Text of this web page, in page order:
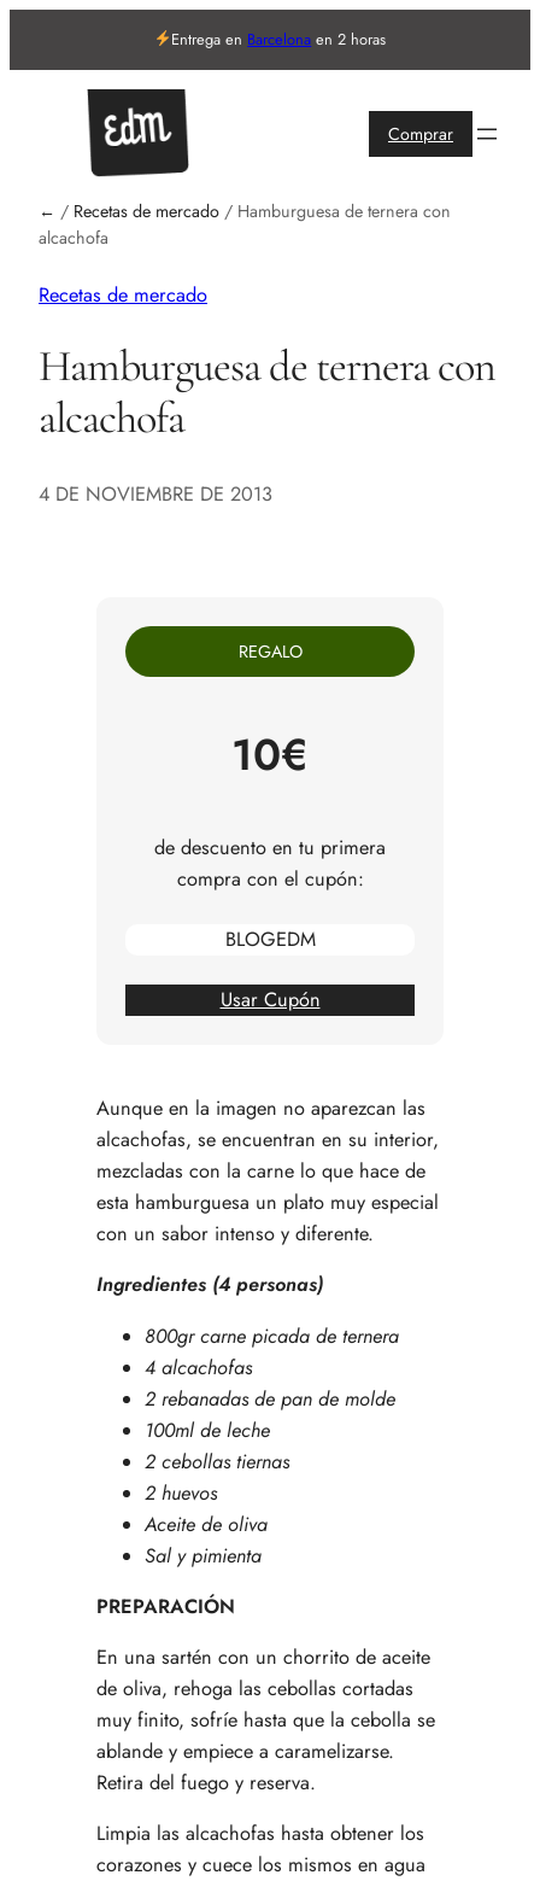
Entrega en Barcelona en 2 horas
Comprar
← / Recetas de mercado / Hamburguesa de ternera con
alcachofa
Recetas de mercado
Hamburguesa de ternera con
alcachofa
4 DE NOVIEMBRE DE 2013
REGALO
10€
de descuento en tu primera
compra con el cupón:
BLOGEDM
Usar Cupón
Aunque en la imagen no aparezcan las
alcachofas, se encuentran en su interior,
mezcladas con la carne lo que hace de
esta hamburguesa un plato muy especial
con un sabor intenso y diferente.
Ingredientes (4 personas)
800gr carne picada de ternera
4 alcachofas
2 rebanadas de pan de molde
100ml de leche
2 cebollas tiernas
2 huevos
Aceite de oliva
Sal y pimienta
PREPARACIÓN
En una sartén con un chorrito de aceite
de oliva, rehoga las cebollas cortadas
muy finito, sofríe hasta que la cebolla se
ablande y empiece a caramelizarse.
Retira del fuego y reserva.
Limpia las alcachofas hasta obtener los
corazones y cuece los mismos en agua